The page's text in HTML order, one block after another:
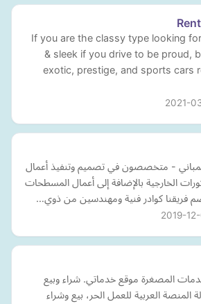
If you are the classy type looking
& sleek if you drive to be proud,
exotic, prestige, and sports cars
2021-
- متخصصون في تصميم وتنفيذ أعمال
الخارجية بالإضافة إلى أعمال المسطحات
فريقنا كوادر فنية ومهندسين من ذوي…
2019-
المصغرة موقع خدماتي. شراء وبيع
المنصة العربية للعمل الحر، بيع وشراء